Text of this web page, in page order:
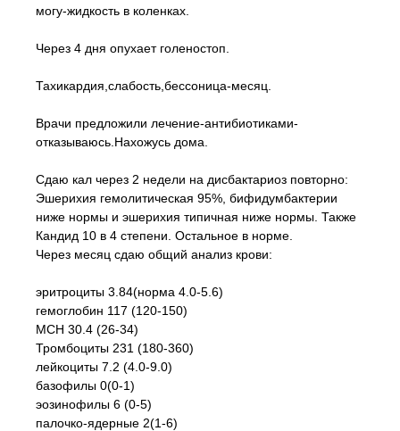
могу-жидкость в коленках.
Через 4 дня опухает голеностоп.
Тахикардия,слабость,бессоница-месяц.
Врачи предложили лечение-антибиотиками-
отказываюсь.Нахожусь дома.
Сдаю кал через 2 недели на дисбактариоз повторно:
Эшерихия гемолитическая 95%, бифидумбактерии
ниже нормы и эшерихия типичная ниже нормы. Также
Кандид 10 в 4 степени. Остальное в норме.
Через месяц сдаю общий анализ крови:
эритроциты 3.84(норма 4.0-5.6)
гемоглобин 117 (120-150)
МСН 30.4 (26-34)
Тромбоциты 231 (180-360)
лейкоциты 7.2 (4.0-9.0)
базофилы 0(0-1)
эозинофилы 6 (0-5)
палочко-ядерные 2(1-6)